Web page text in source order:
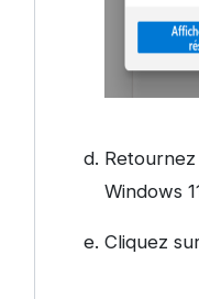
Retournez
Windows
Cliquez